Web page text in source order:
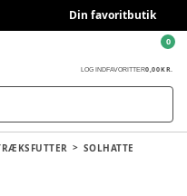
Din favoritbutik
LOG INDFAVORITTER0,00 KR.
0
SOLHATTE